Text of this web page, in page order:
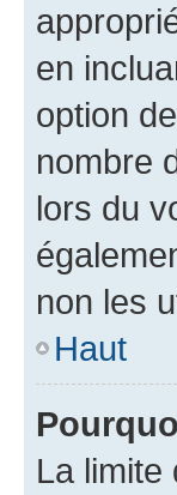
en
option
nombre
lors du
non les
Haut
La limite